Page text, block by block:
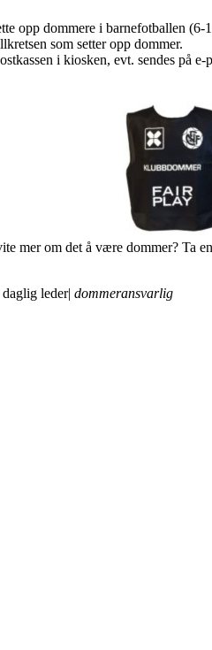
opp dommere i barnefotballen
som setter opp dommer.
i kiosken, evt. sendes på
mer om det å være dommer? Ta
leder| dommeransvarlig